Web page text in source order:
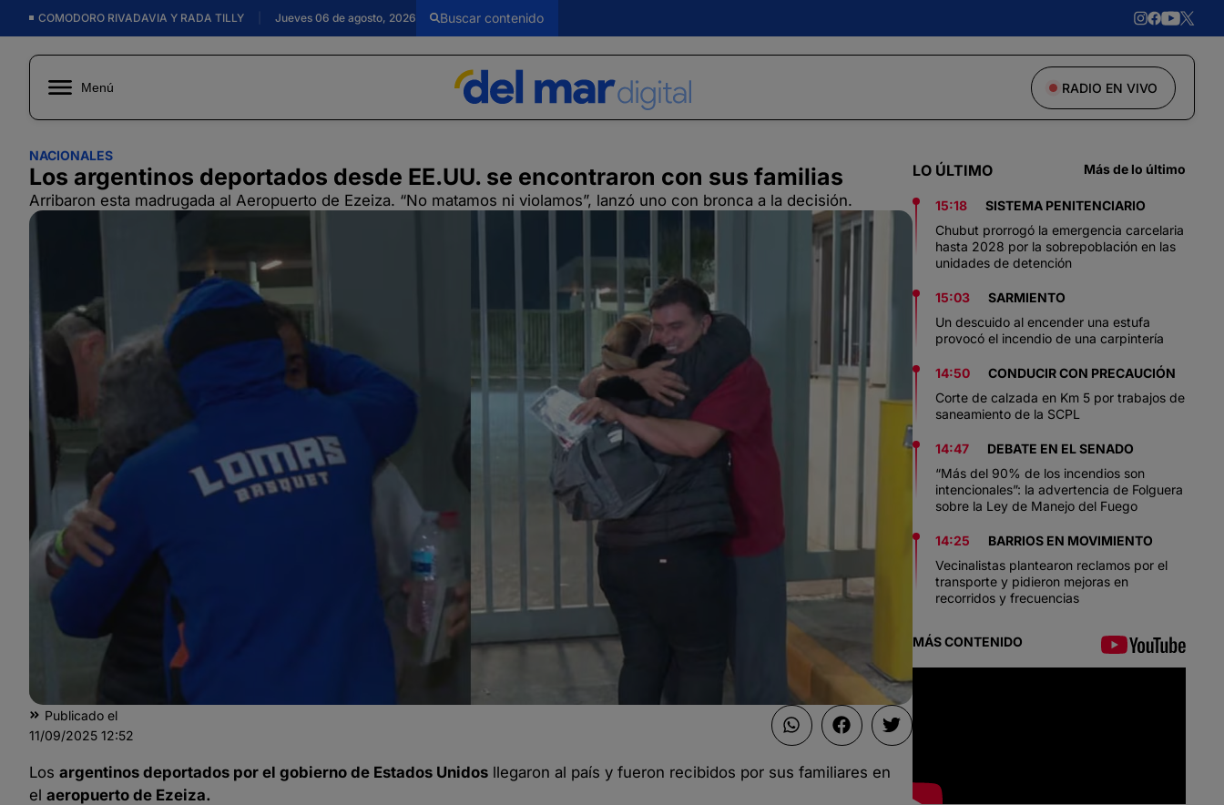
COMODORO RIVADAVIA Y RADA TILLY Jueves 06 de agosto, 2026
Menú RADIO EN VIVO
NACIONALES
Los argentinos deportados desde EE.UU. se encontraron con sus familias
Arribaron esta madrugada al Aeropuerto de Ezeiza. “No matamos ni violamos”, lanzó uno con bronca a la decisión.
Publicado el
11/09/2025 12:52
Los argentinos deportados por el gobierno de Estados Unidos llegaron al país y fueron recibidos por sus familiares en
el aeropuerto de Ezeiza.
LO ÚLTIMO Más de lo último
15:18
SISTEMA PENITENCIARIO
Chubut prorrogó la emergencia carcelaria
hasta 2028 por la sobrepoblación en las
unidades de detención
15:03
SARMIENTO
Un descuido al encender una estufa
provocó el incendio de una carpintería
14:50
CONDUCIR CON PRECAUCIÓN
Corte de calzada en Km 5 por trabajos de
saneamiento de la SCPL
14:47
DEBATE EN EL SENADO
“Más del 90% de los incendios son
intencionales”: la advertencia de Folguera
sobre la Ley de Manejo del Fuego
14:25
BARRIOS EN MOVIMIENTO
Vecinalistas plantearon reclamos por el
transporte y pidieron mejoras en
recorridos y frecuencias
MÁS CONTENIDO